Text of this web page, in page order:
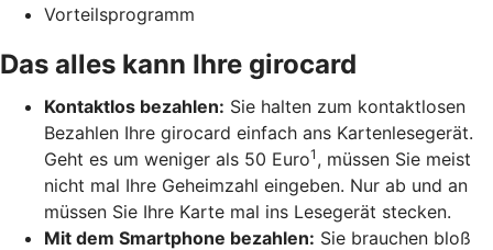
Vorteilsprogramm
Das alles kann Ihre girocard
Kontaktlos bezahlen: Sie halten zum kontaktlosen
Bezahlen Ihre girocard einfach ans Kartenlesegerät.
Geht es um weniger als 50 Euro1 , müssen Sie meist
nicht mal Ihre Geheimzahl eingeben. Nur ab und an
müssen Sie Ihre Karte mal ins Lesegerät stecken.
Mit dem Smartphone bezahlen: Sie brauchen bloß